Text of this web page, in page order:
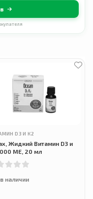
D3 И К2
Жидкий Витамин D3 и
МЕ, 20 мл
наличии